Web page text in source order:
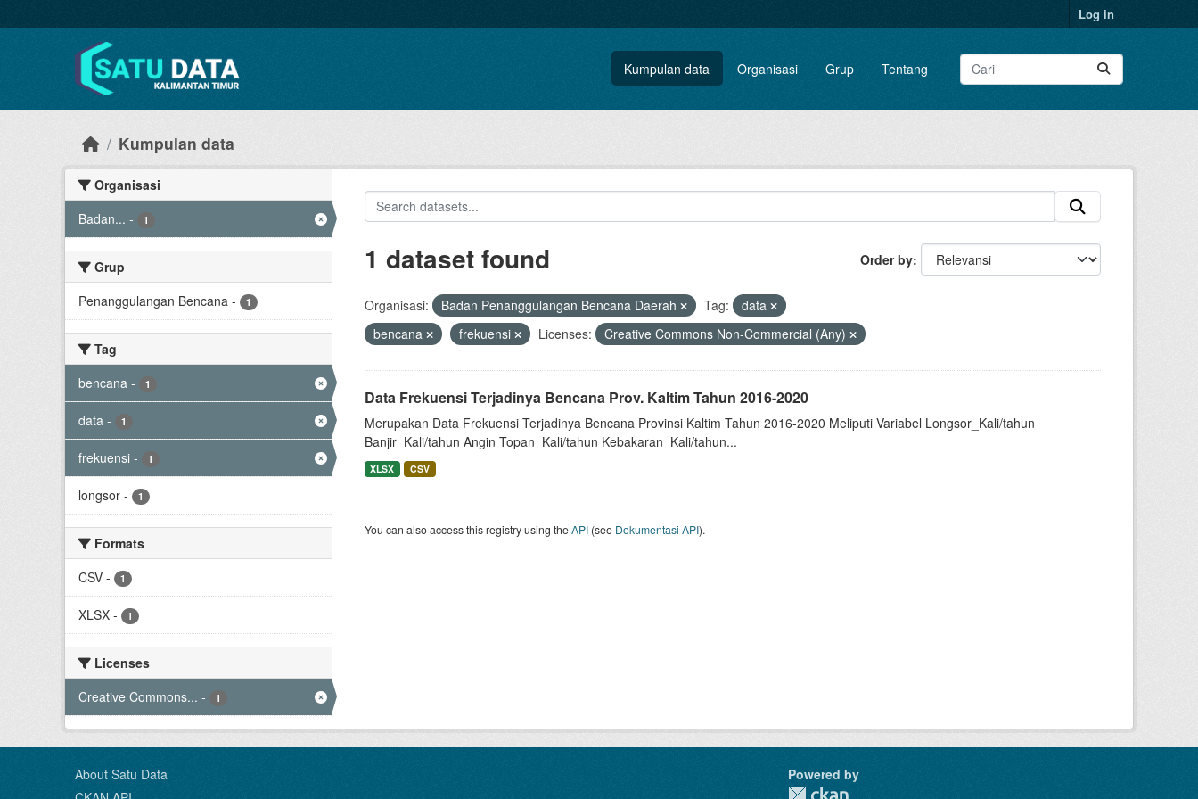
Log in
Kumpulan data Organisasi Grup Tentang
Kumpulan data
Organisasi
Badan... - 1
Grup
Penanggulangan Bencana - 1
Tag
bencana - 1
data - 1
frekuensi - 1
longsor - 1
Formats
CSV - 1
XLSX - 1
Licenses
Creative Commons... - 1
Order by
1 dataset found
Organisasi: Badan Penanggulangan Bencana Daerah Tag:
data
bencana
frekuensi Licenses: Creative Commons Non-Commercial (Any)
Data Frekuensi Terjadinya Bencana Prov. Kaltim Tahun 2016-2020
Merupakan Data Frekuensi Terjadinya Bencana Provinsi Kaltim Tahun 2016-2020 Meliputi Variabel Longsor_Kali/tahun
Banjir_Kali/tahun Angin Topan_Kali/tahun Kebakaran_Kali/tahun...
XLSX CSV
You can also access this registry using theAPI(see Dokumentasi API).
About Satu Data
Powered by